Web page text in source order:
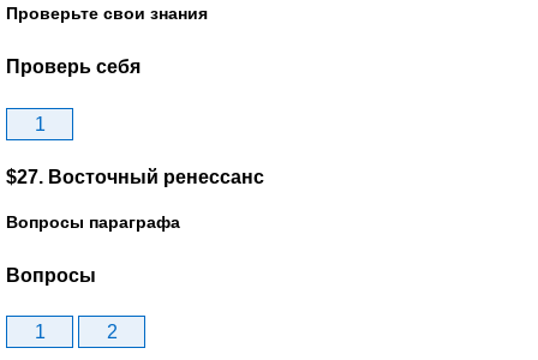
Проверьте свои знания
Проверь себя
1
$27. Восточный ренессанс
Вопросы параграфа
Вопросы
1 2